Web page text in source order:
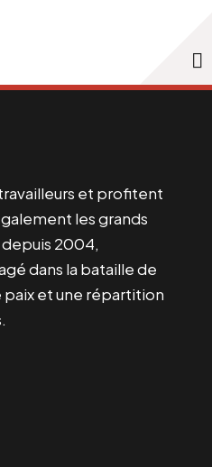
et profitent
les grands
depuis 2004,
dans la bataille de
paix et une répartition